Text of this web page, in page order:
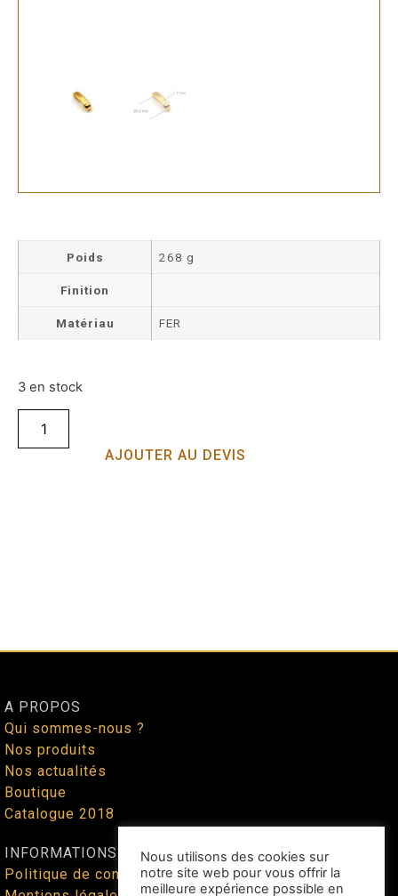
Poids 268 g
Finition
Matériau FER
3 en stock
AJOUTER AU DEVIS
A PROPOS
Qui sommes-nous ?
Nos produits
Nos actualités
Boutique
Catalogue 2018
INFORMATIONS
Politique de confidentialité
Nous utilisons des cookies sur
notre site web pour vous offrir la
meilleure expérience possible en